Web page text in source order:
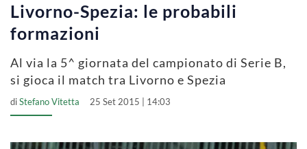
Livorno-Spezia: le probabili
formazioni
Al via la 5^ giornata del campionato di Serie B,
si gioca il match tra Livorno e Spezia
diStefano Vitetta 25 Set 2015 | 14:03